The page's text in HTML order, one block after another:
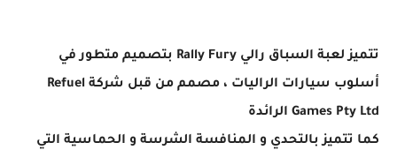
تتميز لعبة السباق رالي Rally Fury بتصميم متطور
في
أسلوب سيارات الراليات
، مصمم من قبل شركة Refuel
Games Pty Ltd الرائدة
كما تتميز بالتحدي و المنافسة الشرسة و الحماسية التي